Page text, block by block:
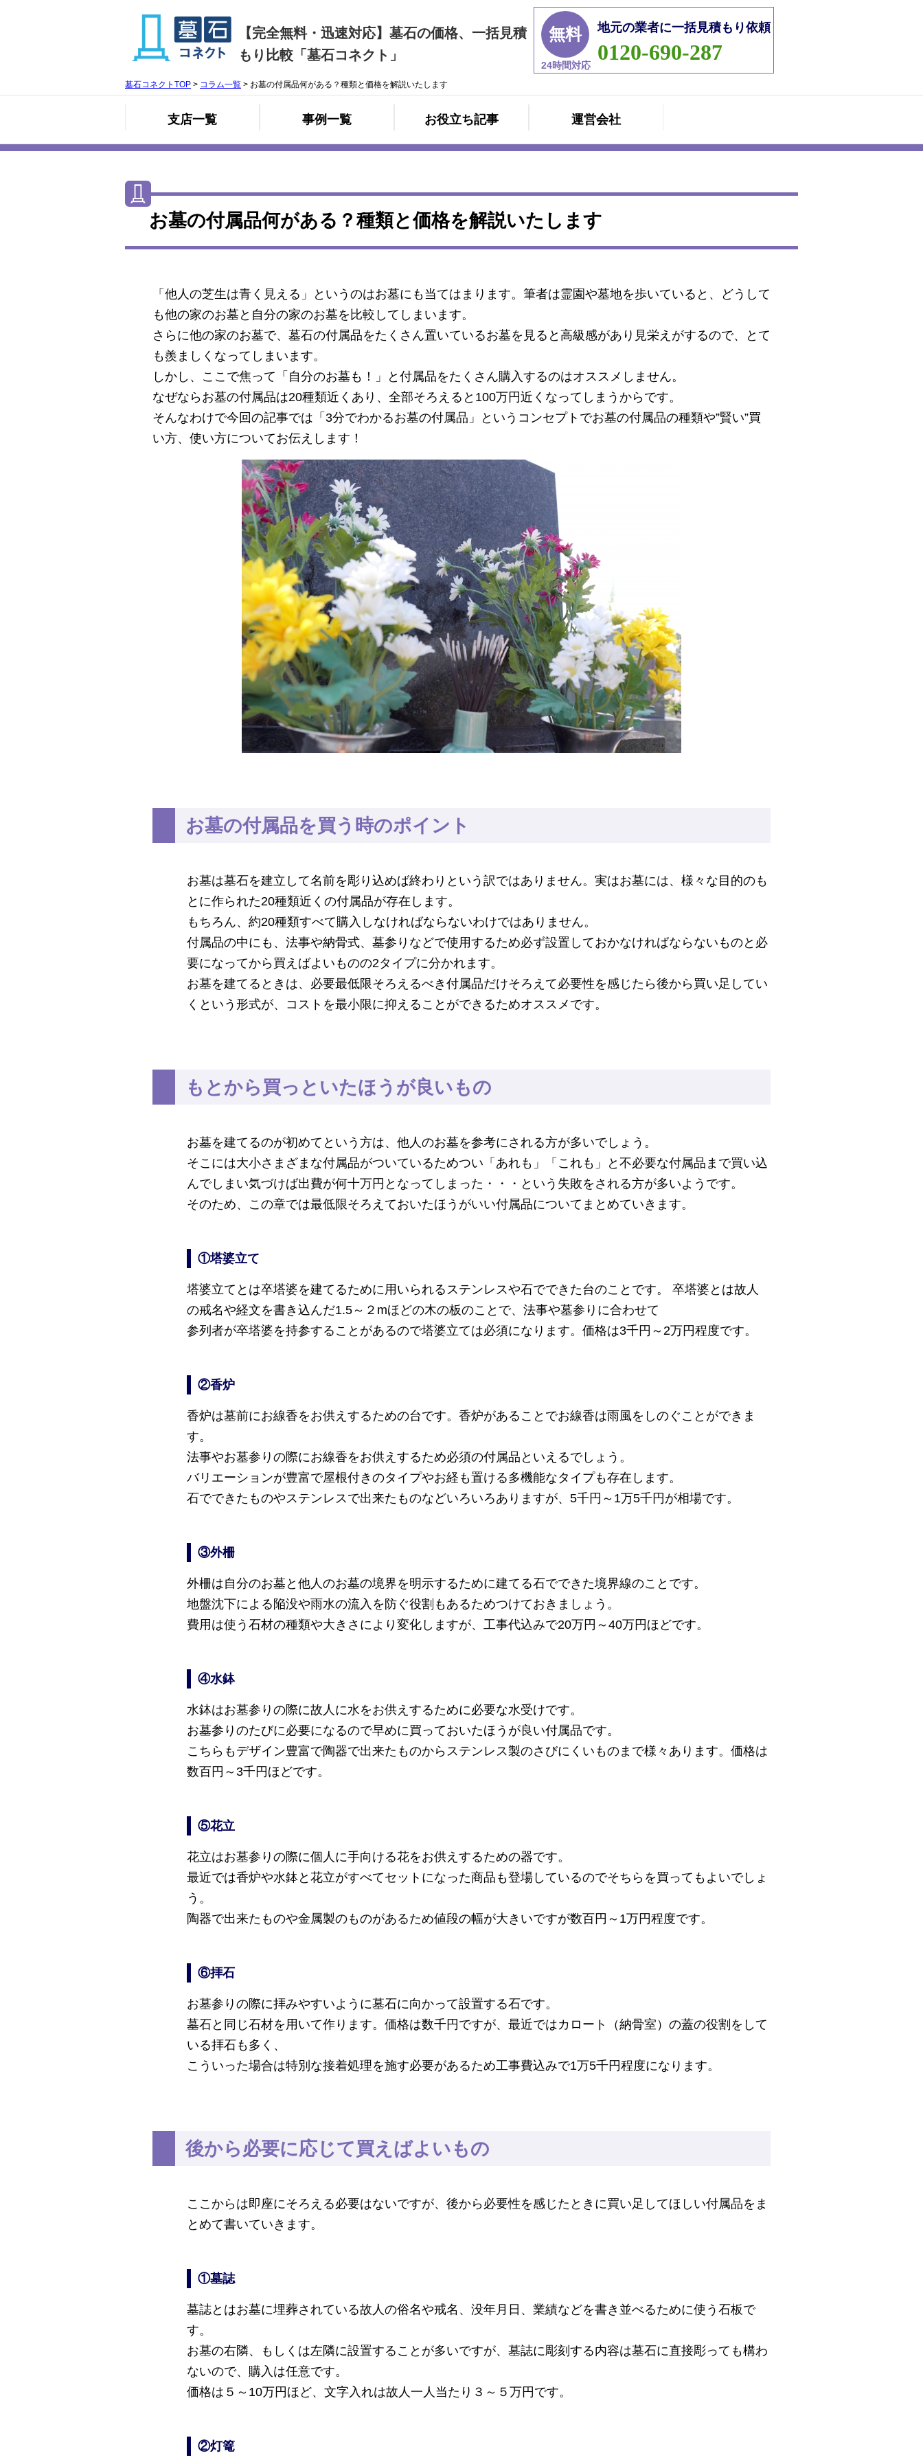
【完全無料・迅速対応】墓石の価格、一括見積
もり比較「墓石コネクト」
墓石コネクトTOP > コラム一覧 > お墓の付属品何がある？種類と価格を解説いたします
無料
24時間対応
地元の業者に一括見積もり依頼
0120-690-287
支店一覧 事例一覧 お役立ち記事 運営会社
お墓の付属品何がある？種類と価格を解説いたします
「他人の芝生は青く見える」というのはお墓にも当てはまります。筆者は霊園や墓地を歩いていると、どうして
も他の家のお墓と自分の家のお墓を比較してしまいます。
さらに他の家のお墓で、墓石の付属品をたくさん置いているお墓を見ると高級感があり見栄えがするので、とて
も羨ましくなってしまいます。
しかし、ここで焦って「自分のお墓も！」と付属品をたくさん購入するのはオススメしません。
なぜならお墓の付属品は20種類近くあり、全部そろえると100万円近くなってしまうからです。
そんなわけで今回の記事では「3分でわかるお墓の付属品」というコンセプトでお墓の付属品の種類や”賢い”買
い方、使い方についてお伝えします！
お墓の付属品を買う時のポイント
お墓は墓石を建立して名前を彫り込めば終わりという訳ではありません。実はお墓には、様々な目的のも
とに作られた20種類近くの付属品が存在します。
もちろん、約20種類すべて購入しなければならないわけではありません。
付属品の中にも、法事や納骨式、墓参りなどで使用するため必ず設置しておかなければならないものと必
要になってから買えばよいものの2タイプに分かれます。
お墓を建てるときは、必要最低限そろえるべき付属品だけそろえて必要性を感じたら後から買い足してい
くという形式が、コストを最小限に抑えることができるためオススメです。
もとから買っといたほうが良いもの
お墓を建てるのが初めてという方は、他人のお墓を参考にされる方が多いでしょう。
そこには大小さまざまな付属品がついているためつい「あれも」「これも」と不必要な付属品まで買い込
んでしまい気づけば出費が何十万円となってしまった・・・という失敗をされる方が多いようです。
そのため、この章では最低限そろえておいたほうがいい付属品についてまとめていきます。
①塔婆立て
塔婆立てとは卒塔婆を建てるために用いられるステンレスや石でできた台のことです。 卒塔婆とは故人
の戒名や経文を書き込んだ1.5～２mほどの木の板のことで、法事や墓参りに合わせて
参列者が卒塔婆を持参することがあるので塔婆立ては必須になります。価格は3千円～2万円程度です。
②香炉
香炉は墓前にお線香をお供えするための台です。香炉があることでお線香は雨風をしのぐことができま
す。
法事やお墓参りの際にお線香をお供えするため必須の付属品といえるでしょう。
バリエーションが豊富で屋根付きのタイプやお経も置ける多機能なタイプも存在します。
石でできたものやステンレスで出来たものなどいろいろありますが、5千円～1万5千円が相場です。
③外柵
外柵は自分のお墓と他人のお墓の境界を明示するために建てる石でできた境界線のことです。
地盤沈下による陥没や雨水の流入を防ぐ役割もあるためつけておきましょう。
費用は使う石材の種類や大きさにより変化しますが、工事代込みで20万円～40万円ほどです。
④水鉢
水鉢はお墓参りの際に故人に水をお供えするために必要な水受けです。
お墓参りのたびに必要になるので早めに買っておいたほうが良い付属品です。
こちらもデザイン豊富で陶器で出来たものからステンレス製のさびにくいものまで様々あります。価格は
数百円～3千円ほどです。
⑤花立
花立はお墓参りの際に個人に手向ける花をお供えするための器です。
最近では香炉や水鉢と花立がすべてセットになった商品も登場しているのでそちらを買ってもよいでしょ
う。
陶器で出来たものや金属製のものがあるため値段の幅が大きいですが数百円～1万円程度です。
⑥拝石
お墓参りの際に拝みやすいように墓石に向かって設置する石です。
墓石と同じ石材を用いて作ります。価格は数千円ですが、最近ではカロート（納骨室）の蓋の役割をして
いる拝石も多く、
こういった場合は特別な接着処理を施す必要があるため工事費込みで1万5千円程度になります。
後から必要に応じて買えばよいもの
ここからは即座にそろえる必要はないですが、後から必要性を感じたときに買い足してほしい付属品をま
とめて書いていきます。
①墓誌
墓誌とはお墓に埋葬されている故人の俗名や戒名、没年月日、業績などを書き並べるために使う石板で
す。
お墓の右隣、もしくは左隣に設置することが多いですが、墓誌に彫刻する内容は墓石に直接彫っても構わ
ないので、購入は任意です。
価格は５～10万円ほど、文字入れは故人一人当たり３～５万円です。
②灯篭